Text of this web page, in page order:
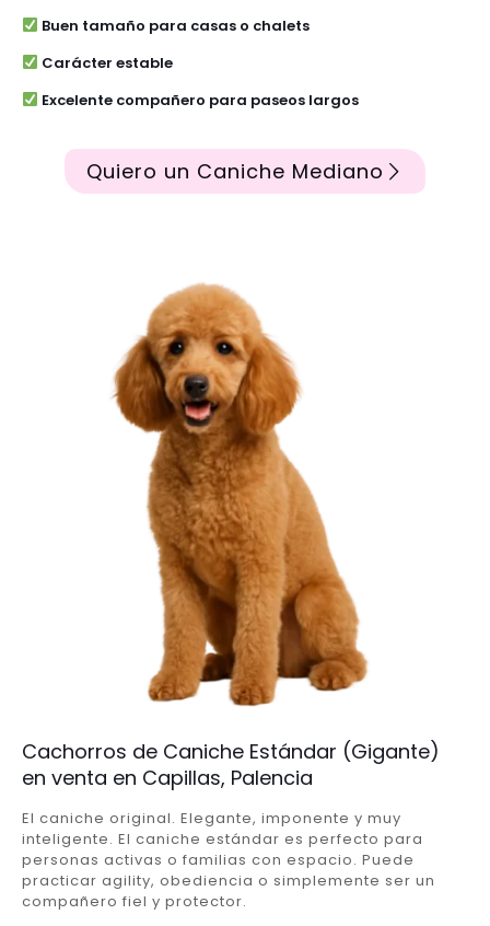
Buen tamaño para casas o chalets
Carácter estable
Excelente compañero para paseos largos
Quiero un Caniche Mediano
Cachorros de Caniche Estándar (Gigante)
en venta en Capillas, Palencia
El caniche original. Elegante, imponente y muy
inteligente. El caniche estándar es perfecto para
personas activas o familias con espacio. Puede
practicar agility, obediencia o simplemente ser un
compañero fiel y protector.